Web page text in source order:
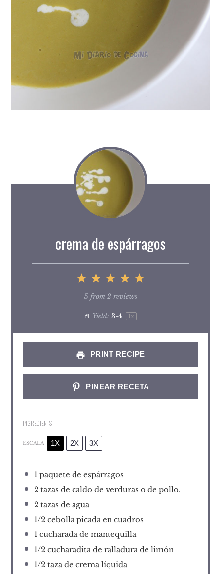
crema de espárragos
5
4
Stars
3
Stars
2
Stars
1
Star
5 from 2 reviews
Yield: 3-4 1x
PRINT RECIPE
PINEAR RECETA
INGREDIENTS
ESCALA 1X 2X 3X
1 paquete de espárragos
2tazas de caldo de verduras o de pollo.
2tazas de agua
1/2cebolla picada en cuadros
1 cucharada de mantequilla
1/2cucharadita de ralladura de limón
1/2taza de crema líquida